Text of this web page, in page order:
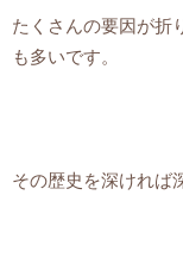
たくさんの要因が折
も多いです。
その歴史を深ければ